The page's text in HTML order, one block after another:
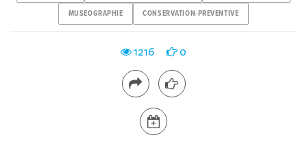
MUSEOGRAPHIE CONSERVATION-PREVENTIVE
1216 0